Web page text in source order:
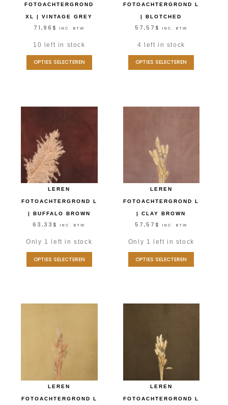
FOTOACHTERGROND
XL | VINTAGE GREY
71,96 $ INC. BTW
10 left in stock
OPTIES SELECTEREN
FOTOACHTERGROND L
| BLOTCHED
57,57 $ INC. BTW
4 left in stock
OPTIES SELECTEREN
LEREN
FOTOACHTERGROND L
| BUFFALO BROWN
63,33 $ INC. BTW
Only 1 left in stock
OPTIES SELECTEREN
LEREN
FOTOACHTERGROND L
| CLAY BROWN
57,57 $ INC. BTW
Only 1 left in stock
OPTIES SELECTEREN
LEREN
FOTOACHTERGROND L
LEREN
FOTOACHTERGROND L